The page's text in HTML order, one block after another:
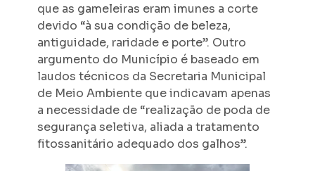
que as gameleiras eram imunes a corte
devido “à sua condição de beleza,
antiguidade, raridade e porte”. Outro
argumento do Município é baseado em
laudos técnicos da Secretaria Municipal
de Meio Ambiente que indicavam apenas
a necessidade de “realização de poda de
segurança seletiva, aliada a tratamento
fitossanitário adequado dos galhos”.